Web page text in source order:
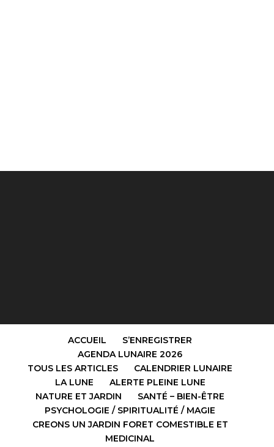
ACCUEIL
S’ENREGISTRER
AGENDA LUNAIRE 2026
TOUS LES ARTICLES
CALENDRIER LUNAIRE
LA LUNE
ALERTE PLEINE LUNE
NATURE ET JARDIN
SANTÉ – BIEN-ÊTRE
PSYCHOLOGIE / SPIRITUALITÉ / MAGIE
CREONS UN JARDIN FORET COMESTIBLE ET
MEDICINAL